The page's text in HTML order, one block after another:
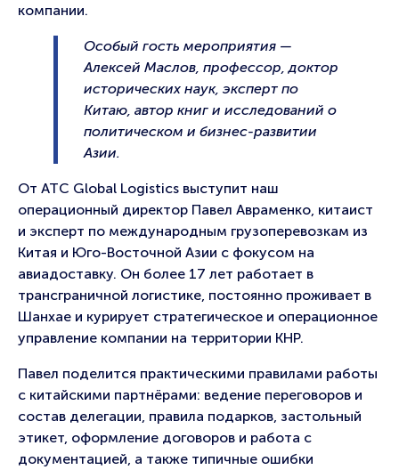
компании.
Особый гость мероприятия —
Алексей Маслов, профессор, доктор
исторических наук, эксперт по
Китаю, автор книг и исследований о
политическом и бизнес-развитии
Азии.
От ATC Global Logistics выступит наш
операционный директор Павел Авраменко, китаист
и эксперт по международным грузоперевозкам из
Китая и Юго-Восточной Азии с фокусом на
авиадоставку. Он более 17 лет работает в
трансграничной логистике, постоянно проживает в
Шанхае и курирует стратегическое и операционное
управление компании на территории КНР.
Павел поделится практическими правилами работы
с китайскими партнёрами: ведение переговоров и
состав делегации, правила подарков, застольный
этикет, оформление договоров и работа с
документацией, а также типичные ошибки